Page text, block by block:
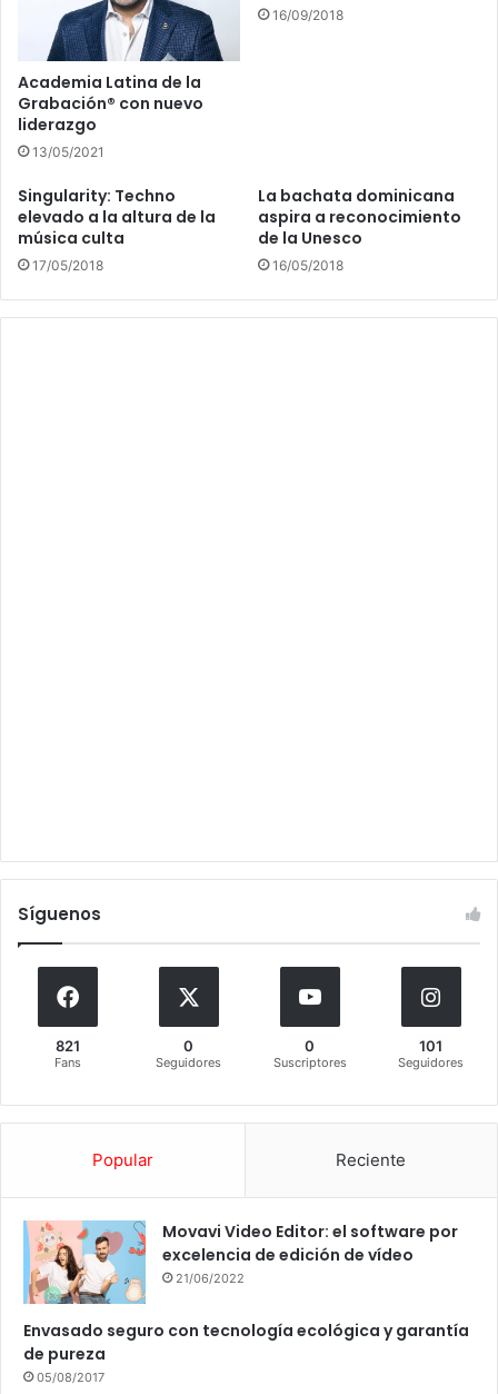
Academia Latina de la
Grabación® con nuevo
liderazgo
13/05/2021
16/09/2018
Singularity: Techno
elevado a la altura de la
música culta
17/05/2018
La bachata dominicana
aspira a reconocimiento
de la Unesco
16/05/2018
Síguenos
821
Fans
0
Seguidores
0
Suscriptores
101
Seguidores
Popular Reciente
Movavi Video Editor: el software por
excelencia de edición de vídeo
21/06/2022
Envasado seguro con tecnología ecológica y garantía
de pureza
05/08/2017